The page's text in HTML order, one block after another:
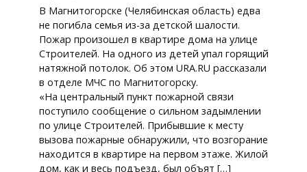
В Магнитогорске (Челябинская область) едва
не погибла семья из-за детской шалости.
Пожар произошел в квартире дома на улице
Строителей. На одного из детей упал горящий
натяжной потолок. Об этом URA.RU рассказали
в отделе МЧС по Магнитогорску.
«На центральный пункт пожарной связи
поступило сообщение о сильном задымлении
по улице Строителей. Прибывшие к месту
вызова пожарные обнаружили, что возгорание
находится в квартире на первом этаже. Жилой
дом, как и весь подъезд, был объят […]